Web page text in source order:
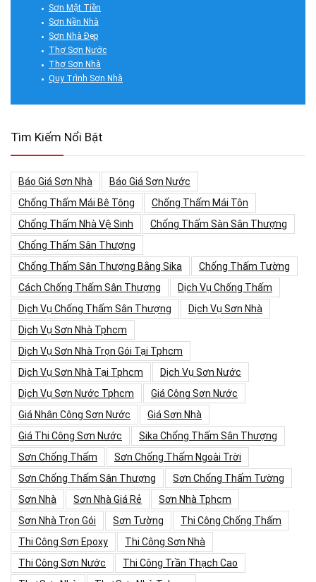
Sơn Mặt Tiền
Sơn Nền Nhà
Sơn Nhà Đẹp
Thợ Sơn Nước
Thợ Sơn Nhà
Quy Trình Sơn Nhà
Tìm Kiếm Nổi Bật
Báo Giá Sơn Nhà
Báo Giá Sơn Nước
Chống Thấm Mái Bê Tông
Chống Thấm Mái Tôn
Chống Thấm Nhà Vệ Sinh
Chống Thấm Sàn Sân Thượng
Chống Thấm Sân Thượng
Chống Thấm Sân Thượng Bằng Sika
Chống Thấm Tường
Cách Chống Thấm Sân Thượng
Dịch Vụ Chống Thấm
Dịch Vụ Chống Thấm Sân Thượng
Dịch Vụ Sơn Nhà
Dịch Vụ Sơn Nhà Tphcm
Dịch Vụ Sơn Nhà Trọn Gói Tại Tphcm
Dịch Vụ Sơn Nhà Tại Tphcm
Dịch Vụ Sơn Nước
Dịch Vụ Sơn Nước Tphcm
Giá Công Sơn Nước
Giá Nhân Công Sơn Nước
Giá Sơn Nhà
Giá Thi Công Sơn Nước
Sika Chống Thấm Sân Thượng
Sơn Chống Thấm
Sơn Chống Thấm Ngoài Trời
Sơn Chống Thấm Sân Thượng
Sơn Chống Thấm Tường
Sơn Nhà
Sơn Nhà Giá Rẻ
Sơn Nhà Tphcm
Sơn Nhà Trọn Gói
Sơn Tường
Thi Công Chống Thấm
Thi Công Sơn Epoxy
Thi Công Sơn Nhà
Thi Công Sơn Nước
Thi Công Trần Thạch Cao